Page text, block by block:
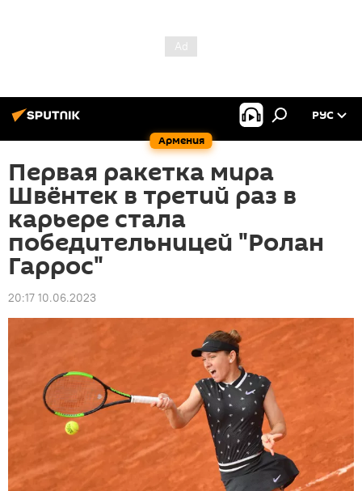
Армения
РУС
Первая ракетка мира
Швёнтек в третий раз в
карьере стала
победительницей "Ролан
Гаррос"
20:17 10.06.2023